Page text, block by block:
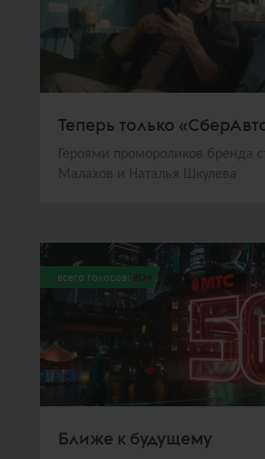
Теперь только
Героями промороликов бренда
Малахов и Наталья Шкулева
всего голосов: 204
Ближе к будущему